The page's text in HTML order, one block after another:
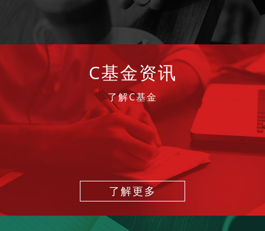
C基金资讯
了解C基金
了解更多